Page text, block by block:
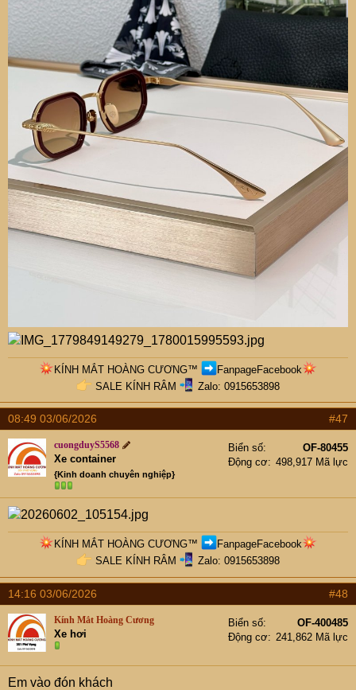
KÍNH MẮT HOÀNG CƯƠNG™
FanpageFacebook
SALE KÍNH RÂM
Zalo: 0915653898​
08:49 03/06/2026 #47
cuongduyS5568
Xe container
{Kinh doanh chuyên nghiệp}
Biển số
OF-80455
Động cơ
498,917 Mã lực
KÍNH MẮT HOÀNG CƯƠNG™
FanpageFacebook
SALE KÍNH RÂM
Zalo: 0915653898​
14:16 03/06/2026 #48
Kính Mắt Hoàng Cương
Xe hơi
Biển số
OF-400485
Động cơ
241,862 Mã lực
Em vào đón khách